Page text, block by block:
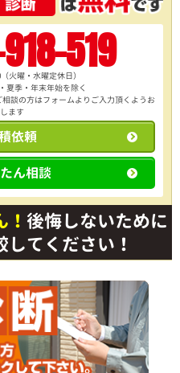
519
火曜・水曜定休日）
夏季・年末年始を除く
談の方はフォームよりご入力頂くようお
ます
依頼
ん相談
後悔しないために
てください！